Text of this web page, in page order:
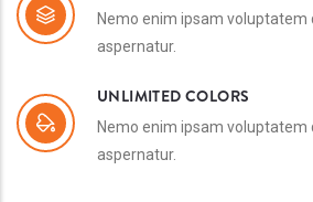
Nemo enim ipsam voluptatem
aspernatur.
UNLIMITED COLORS
Nemo enim ipsam voluptatem
aspernatur.